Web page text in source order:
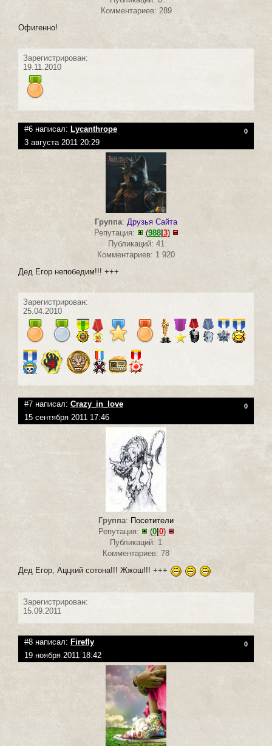
Комментариев: 289
Офигенно!
Зарегистрирован:
19.11.2010
#6 написал: Lycanthrope 0
3 августа 2011 20:29
Группа: Друзья Сайта
Репутация:
(988| 3)
Публикаций: 41
Комментариев: 1 920
Дед Егор непобедим!!! +++
Зарегистрирован:
25.04.2010
#7 написал: Crazy_in_love 0
15 сентября 2011 17:46
Группа: Посетители
Репутация:
(0| 0)
Публикаций: 1
Комментариев: 78
Дед Егор, Аццкий сотона!!! Жжош!!! +++
Зарегистрирован:
15.09.2011
#8 написал: Firefly 0
19 ноября 2011 18:42